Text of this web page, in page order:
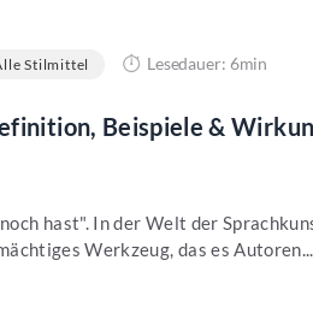
Stilmittel Lesedauer: 6min
Beispiele &
hast". In der Welt der
Werkzeug, das es Autoren...